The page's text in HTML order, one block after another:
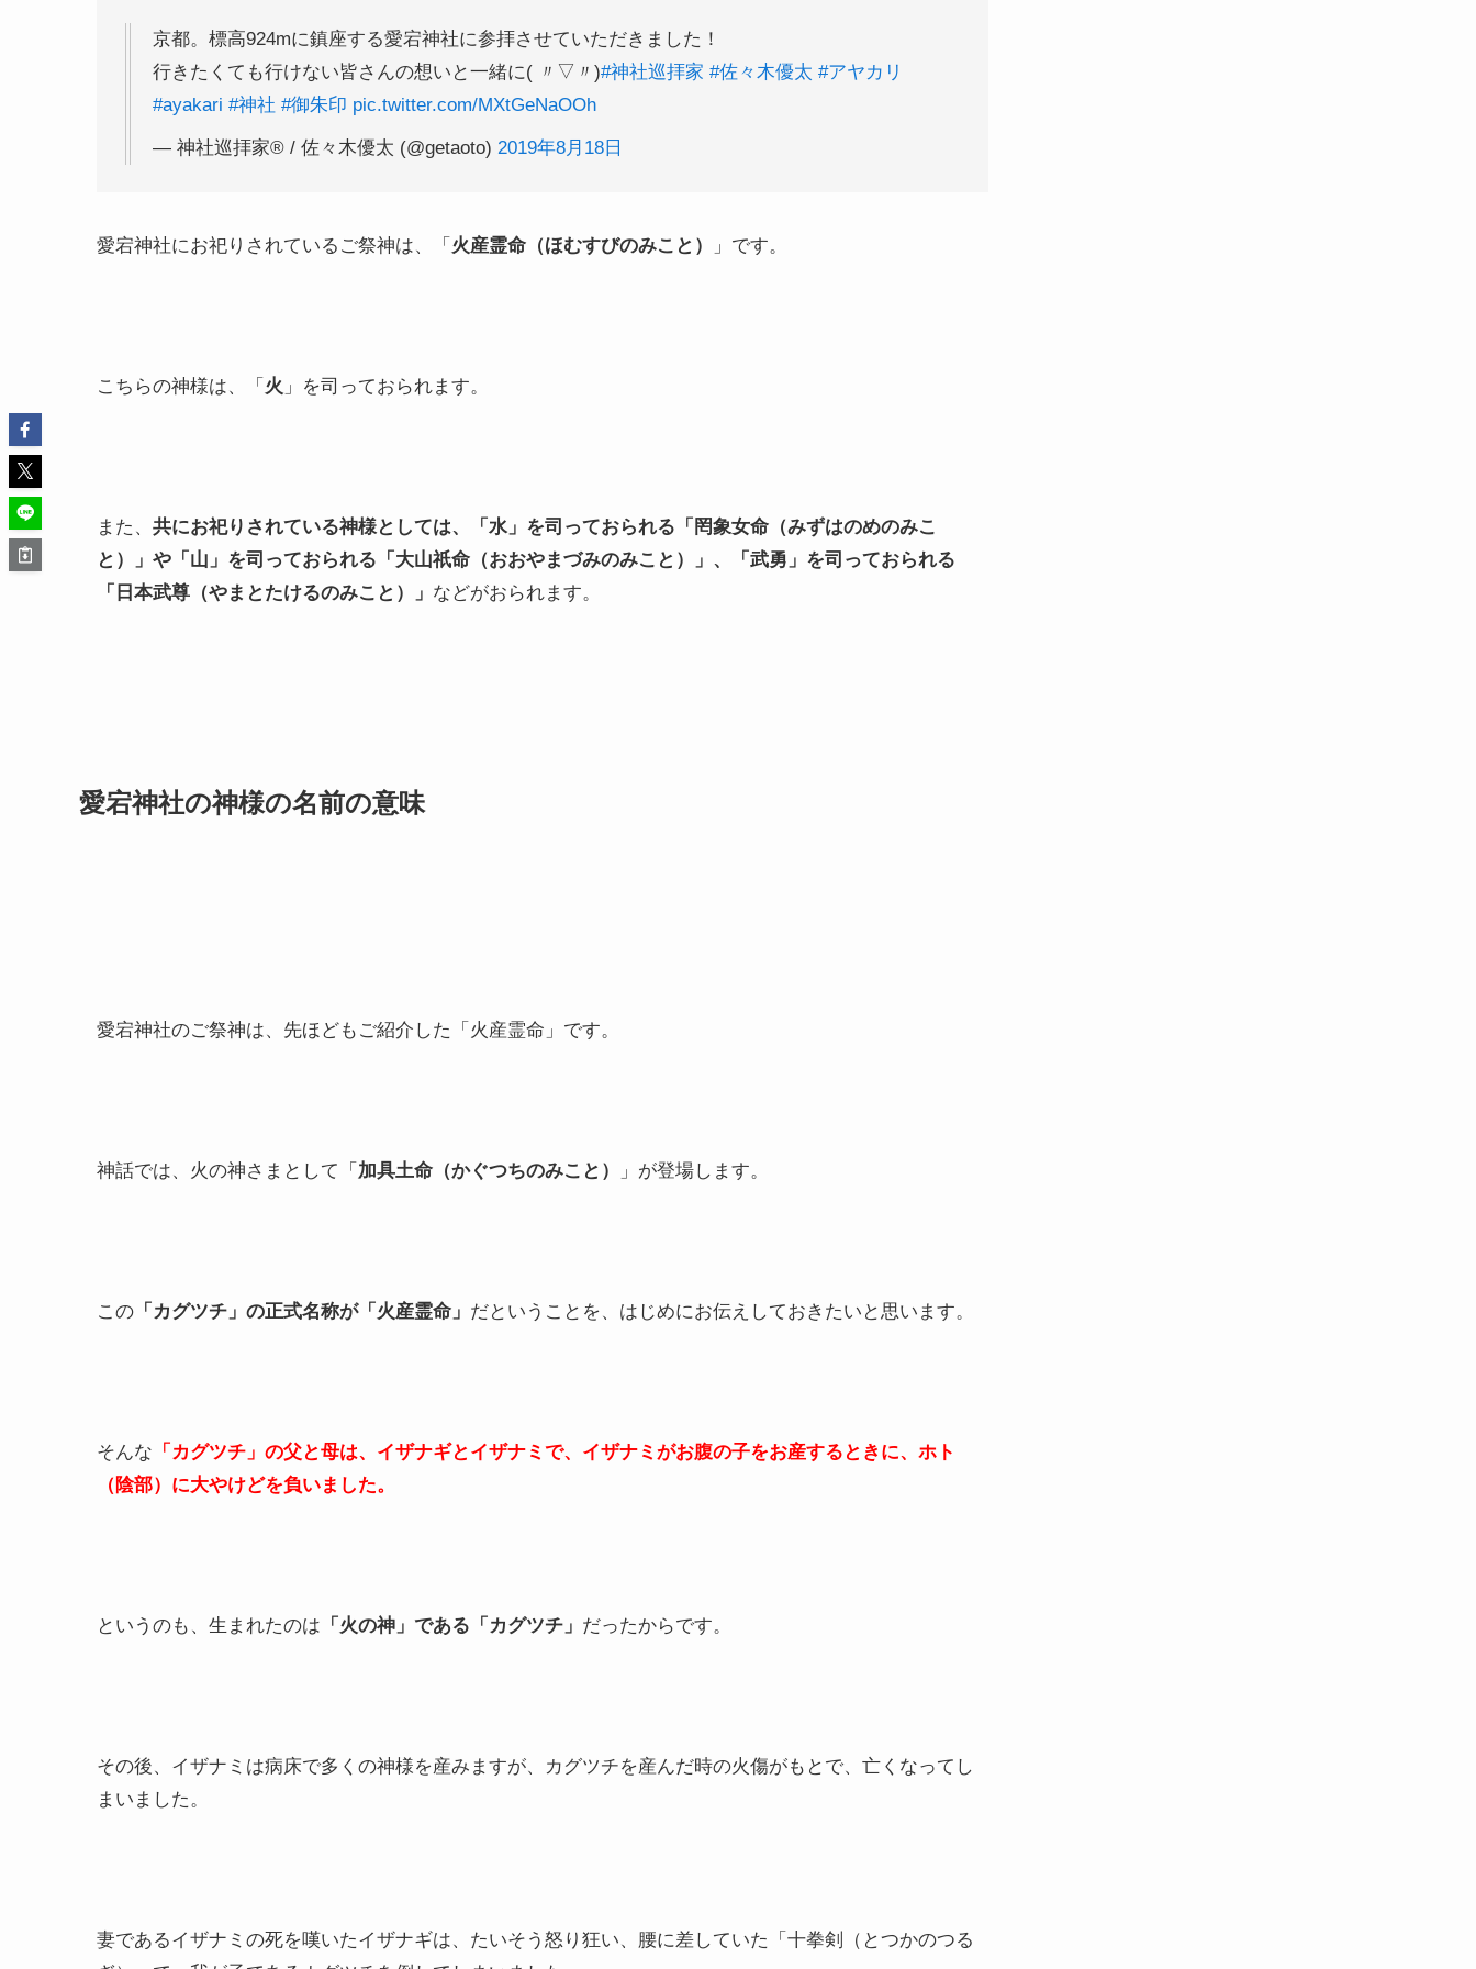
京都。標高924mに鎮座する愛宕神社に参拝させていただきました！
行きたくても行けない皆さんの想いと一緒に( 〃▽〃)#神社巡拝家 #佐々木優太 #アヤカリ
#ayakari #神社 #御朱印 pic.twitter.com/MXtGeNaOOh
— 神社巡拝家®️ / 佐々木優太 (@getaoto) 2019年8月18日
愛宕神社にお祀りされているご祭神は、「 火産霊命（ほむすびのみこと） 」です。
こちらの神様は、「 火 」を司っておられます。
また、 共にお祀りされている神様としては、「水」を司っておられる「 罔象女命（みずはのめのみこ
と）」や「山」を司っておられる「大山祇命（おおやまづみのみこと）」、「武勇」を司っておられる
「日本武尊（やまとたけるのみこと）」 などがおられます。
愛宕神社の神様の名前の意味
愛宕神社のご祭神は、先ほどもご紹介した「火産霊命」です。
神話では、火の神さまとして「 加具土命（かぐつちのみこと） 」が登場します。
この 「カグツチ」の正式名称が「火産霊命」 だということを、はじめにお伝えしておきたいと思います。
そんな 「カグツチ」の父と母は、イザナギとイザナミで、イザナミがお腹の子をお産するときに、ホト
（陰部）に大やけどを負いました。
というのも、生まれたのは 「火の神」である「カグツチ」 だったからです。
その後、イザナミは病床で多くの神様を産みますが、カグツチを産んだ時の火傷がもとで、亡くなってし
まいました。
妻であるイザナミの死を嘆いたイザナギは、たいそう怒り狂い、腰に差していた「十拳剣（とつかのつる